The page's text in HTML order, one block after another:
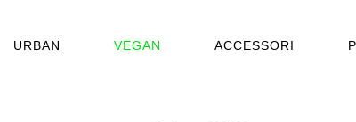
URBAN VEGAN ACCESSORI